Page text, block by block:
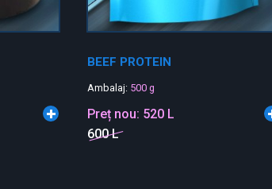
BEEF PROTEIN
Ambalaj: 500 g
Preț nou: 520 L
600 L